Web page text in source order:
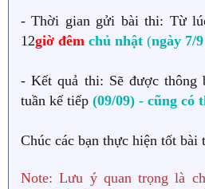
- Thời gian gửi bài thi: Từ
12giờ đêm chủ nhật (ngày 7/9
- Kết quả thi: Sẽ được thông
tuần kế tiếp (09/09) - cũng có
Chúc các bạn thực hiện tốt bài
Note: Lưu ý quan trọng là